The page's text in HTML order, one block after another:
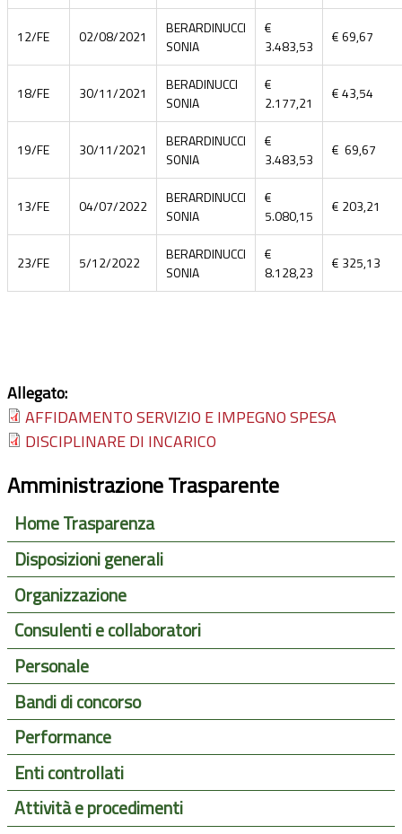
12/FE 02/08/2021
BERARDINUCCI
SONIA
€
3.483,53
€ 69,67
18/FE 30/11/2021
BERADINUCCI
SONIA
€
2.177,21
€ 43,54
19/FE 30/11/2021
BERARDINUCCI
SONIA
€
3.483,53
€ 69,67
13/FE 04/07/2022
BERARDINUCCI
SONIA
€
5.080,15
€ 203,21
23/FE 5/12/2022
BERARDINUCCI
SONIA
€
8.128,23
€ 325,13
Allegato:
AFFIDAMENTO SERVIZIO E IMPEGNO SPESA
DISCIPLINARE DI INCARICO
Amministrazione Trasparente
Home Trasparenza
Disposizioni generali
Organizzazione
Consulenti e collaboratori
Personale
Bandi di concorso
Performance
Enti controllati
Attività e procedimenti